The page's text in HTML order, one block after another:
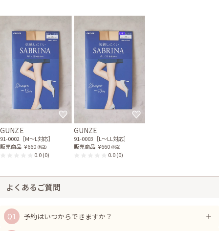
GUNZE
91-0002［M〜L対応］
販売商品 ￥660 (税込)
0.0(0)
GUNZE
91-0003［L〜LL対応］
販売商品 ￥660 (税込)
0.0(0)
よくあるご質問
予約はいつからできますか？